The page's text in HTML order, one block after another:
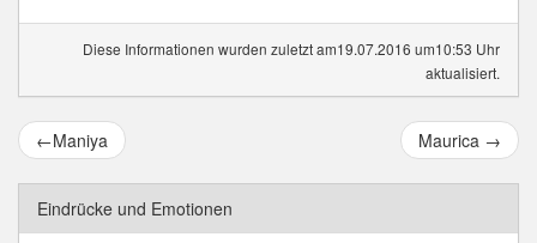
Diese Informationen wurden zuletzt am19.07.2016 um10:53 Uhr
aktualisiert.
←Maniya Maurica →
Eindrücke und Emotionen